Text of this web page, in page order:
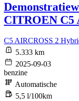
CITROEN C5
C5 AIRCROSS 2
5.333 km
2025-09-03
benzine
Automatische
5,5 l/100km